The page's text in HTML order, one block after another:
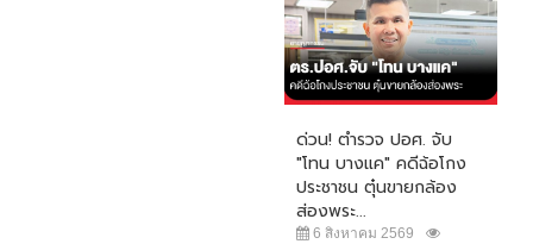
ด่วน! ตำรวจ ปอศ. จับ
"โทน บางแค" คดีฉ้อโกง
ประชาชน ตุ๋นขายกล้อง
ส่องพระ...
6 สิงหาคม 2569